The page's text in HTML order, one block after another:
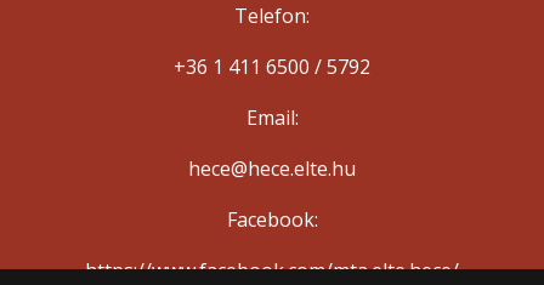
Telefon:
+36 1 411 6500 / 5792
Email:
hece@hece.elte.hu
Facebook:
https://www.facebook.com/mta.elte.hece/